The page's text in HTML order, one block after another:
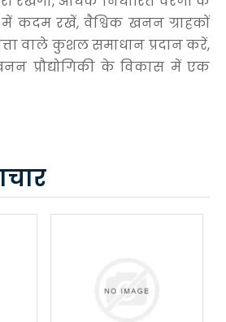
में कदम रखें, वैश्विक खनन ग्राहकों
वाले कुशल समाधान प्रदान करें,
प्रौद्योगिकी के विकास में एक